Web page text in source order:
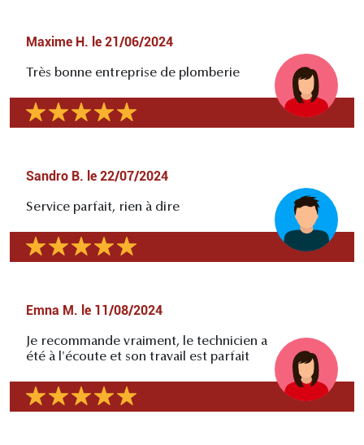
Maxime H. le 21/06/2024
Très bonne entreprise de plomberie
Sandro B. le 22/07/2024
Service parfait, rien à dire
Emna M. le 11/08/2024
Je recommande vraiment, le technicien a
été à l'écoute et son travail est parfait